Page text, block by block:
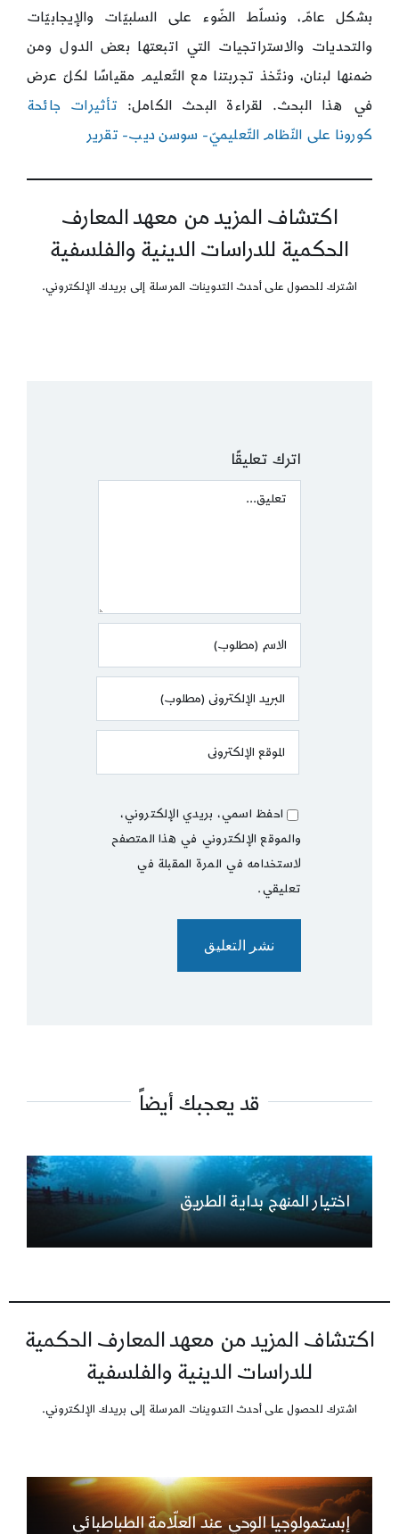
بشكل عامّ، ونسلّط الضّوء على السلبيّات والإيجابيّات
والتحديات والاستراتجيات التي اتبعتها بعض الدول ومن
ضمنها لبنان، ونتّخذ تجربتنا مع التّعليم مقياسًا لكلّ عرض
في هذا البحث. لقراءة البحث الكامل: تأثيرات جائحة
كورونا على النّظام التّعليميّ- سوسن ديب- تقرير
اكتشاف المزيد من معهد المعارف
الحكمية للدراسات الدينية والفلسفية
اشترك للحصول على أحدث التدوينات المرسلة إلى بريدك الإلكتروني.
اترك تعليقًا
Comment
احفظ اسمي، بريدي الإلكتروني،
والموقع الإلكتروني في هذا المتصفح
لاستخدامه في المرة المقبلة في
تعليقي.
قد يعجبك أيضاً
اختيار المنهج بداية الطريق
اكتشاف المزيد من معهد المعارف الحكمية
للدراسات الدينية والفلسفية
اشترك للحصول على أحدث التدوينات المرسلة إلى بريدك الإلكتروني.
إبستمولوجيا الوحي عند العلّامة الطباطبائي